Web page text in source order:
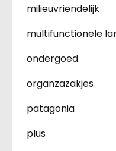
milieuvriendelijk
multifunctionele
ondergoed
organzazakjes
patagonia
plus